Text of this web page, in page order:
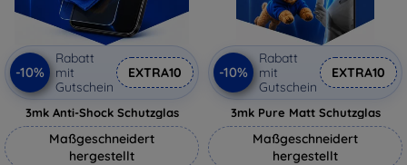
-10%
Rabatt
mit
Gutschein
EXTRA10
3mk Anti-Shock Schutzglas
Maßgeschneidert
hergestellt
-10%
Rabatt
mit
Gutschein
EXTRA10
3mk Pure Matt Schutzglas
Maßgeschneidert
hergestellt